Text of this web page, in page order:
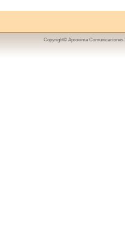
Copyright© Aproxima Comunicaciones